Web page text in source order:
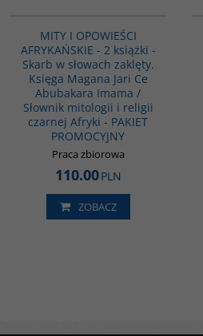
MITY I OPOWIEŚCI
AFRYKAŃSKIE - 2 książki -
Skarb w słowach zaklęty.
Księga Magana Jari Ce
Abubakara Imama /
Słownik mitologii i religii
czarnej Afryki - PAKIET
PROMOCYJNY
Praca zbiorowa
110.00PLN
ZOBACZ